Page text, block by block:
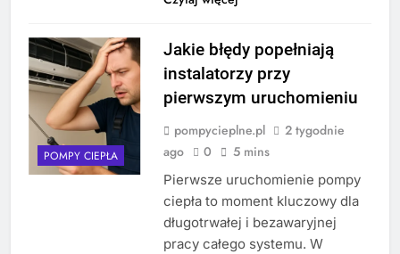
POMPY CIEPŁA
Jakie błędy popełniają
instalatorzy przy
pierwszym uruchomieniu
pompycieplne.pl
2 tygodnie
ago
0 5 mins
Pierwsze uruchomienie pompy
ciepła to moment kluczowy dla
długotrwałej i bezawaryjnej
pracy całego systemu. W